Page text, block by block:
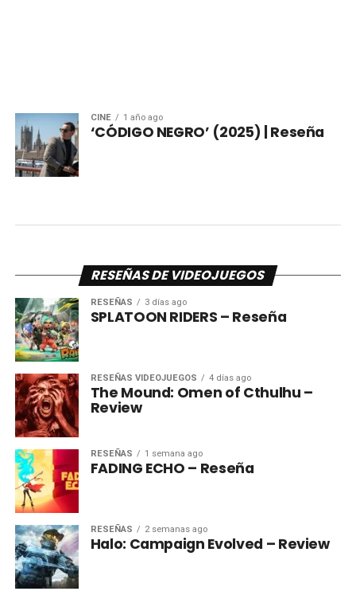
CINE 1 año ago
‘CÓDIGO NEGRO’ (2025) | Reseña
RESEÑAS DE VIDEOJUEGOS
RESEÑAS 3 días ago
SPLATOON RIDERS – Reseña
RESEÑAS VIDEOJUEGOS 4 días ago
The Mound: Omen of Cthulhu –
Review
RESEÑAS 1 semana ago
FADING ECHO – Reseña
RESEÑAS 2 semanas ago
Halo: Campaign Evolved – Review